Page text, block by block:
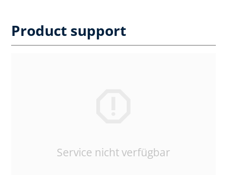
Product support
Service nicht verfügbar